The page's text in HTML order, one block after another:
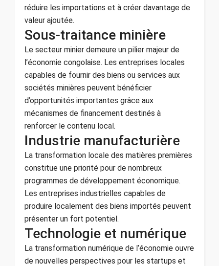
réduire les importations et à créer davantage de
valeur ajoutée.
Sous-traitance minière
Le secteur minier demeure un pilier majeur de
l’économie congolaise. Les entreprises locales
capables de fournir des biens ou services aux
sociétés minières peuvent bénéficier
d’opportunités importantes grâce aux
mécanismes de financement destinés à
renforcer le contenu local.
Industrie manufacturière
La transformation locale des matières premières
constitue une priorité pour de nombreux
programmes de développement économique.
Les entreprises industrielles capables de
produire localement des biens importés peuvent
présenter un fort potentiel.
Technologie et numérique
La transformation numérique de l’économie ouvre
de nouvelles perspectives pour les startups et